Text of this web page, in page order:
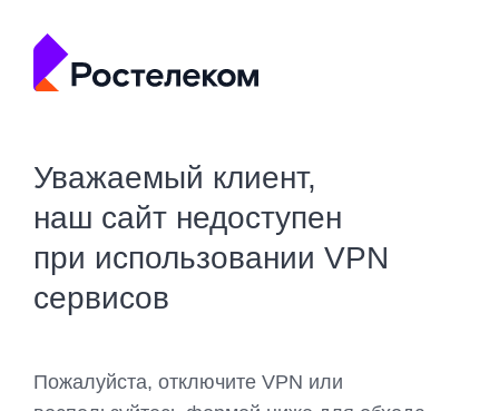
Уважаемый клиент,
наш сайт недоступен
при использовании VPN
сервисов
Пожалуйста, отключите VPN или